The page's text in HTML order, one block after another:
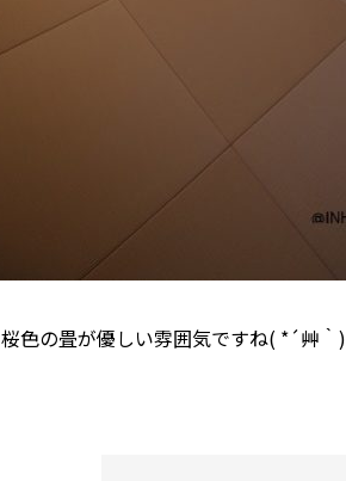
桜色の畳が優しい雰囲気ですね( *´艸｀)